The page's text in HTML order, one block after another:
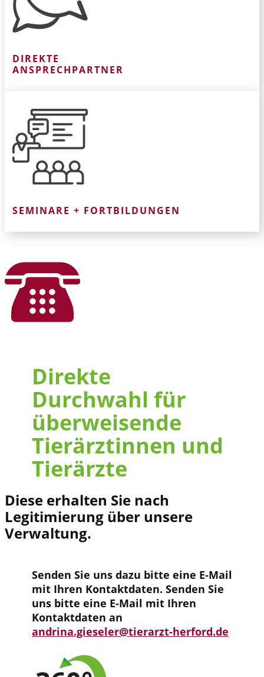
DIREKTE
ANSPRECHPARTNER
SEMINARE + FORTBILDUNGEN
Direkte
Durchwahl für
überweisende
Tierärztinnen und
Tierärzte
Diese erhalten Sie nach
Legitimierung über unsere
Verwaltung.
Senden Sie uns dazu bitte eine E-Mail
mit Ihren Kontaktdaten. Senden Sie
uns bitte eine E-Mail mit Ihren
Kontaktdaten an
andrina.gieseler@tierarzt-herford.de